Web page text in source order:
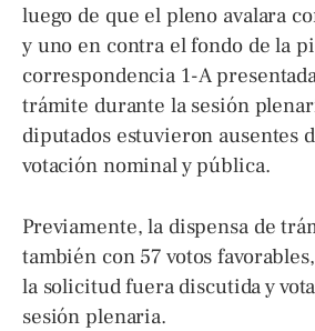
luego de que el pleno avalara
y uno en contra el fondo de la
correspondencia 1-A
trámite durante la sesión
diputados estuvieron ausentes
votación nominal y pública.
Previamente, la dispensa de
también con 57 votos
la solicitud fuera discutida y
sesión plenaria.